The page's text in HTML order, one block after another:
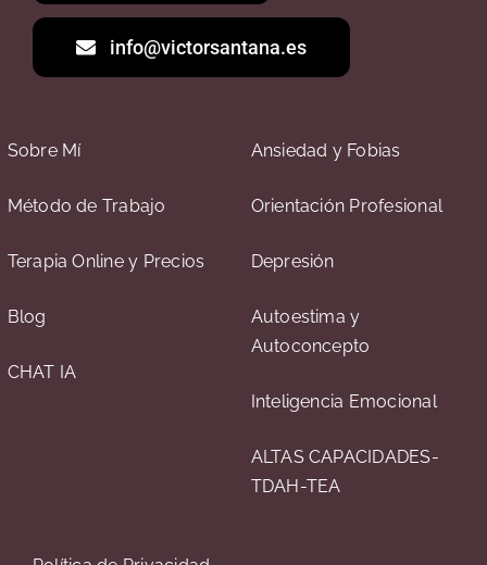
info@victorsantana.es
Sobre Mí
Método de Trabajo
Terapia Online y Precios
Blog
CHAT IA
Ansiedad y Fobias
Orientación Profesional
Depresión
Autoestima y
Autoconcepto
Inteligencia Emocional
ALTAS CAPACIDADES-
TDAH-TEA